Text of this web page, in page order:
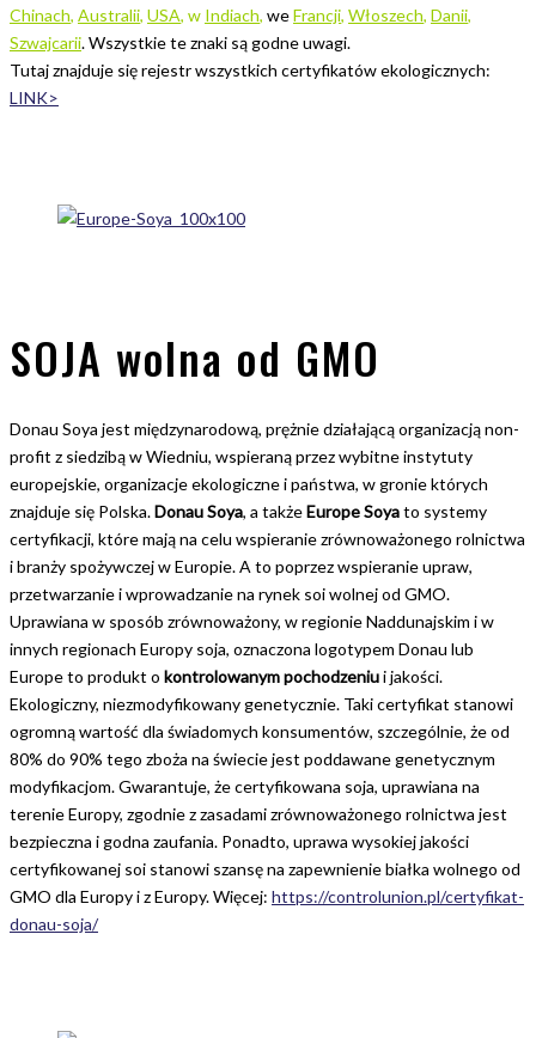
Chinach, Australii, USA, w Indiach, weFrancji, Włoszech, Danii,
Szwajcarii. Wszystkie te znaki są godne uwagi.
Tutaj znajduje się rejestr wszystkich certyfikatów ekologicznych:
LINK>
SOJA wolna od GMO
Donau Soya jest międzynarodową, prężnie działającą organizacją non-
profit z siedzibą w Wiedniu, wspieraną przez wybitne instytuty
europejskie, organizacje ekologiczne i państwa, w gronie których
znajduje się Polska.Donau Soya, a takżeEurope Soyato systemy
certyfikacji, które mają na celu wspieranie zrównoważonego rolnictwa
i branży spożywczej w Europie. A to poprzez wspieranie upraw,
przetwarzanie i wprowadzanie na rynek soi wolnej od GMO.
Uprawiana w sposób zrównoważony, w regionie Naddunajskim i w
innych regionach Europy soja, oznaczona logotypem Donau lub
Europe to produkt o kontrolowanym pochodzeniui jakości.
Ekologiczny, niezmodyfikowany genetycznie. Taki certyfikat stanowi
ogromną wartość dla świadomych konsumentów, szczególnie, że od
80% do 90% tego zboża na świecie jest poddawane genetycznym
modyfikacjom. Gwarantuje, że certyfikowana soja, uprawiana na
terenie Europy, zgodnie z zasadami zrównoważonego rolnictwa jest
bezpieczna i godna zaufania. Ponadto, uprawa wysokiej jakości
certyfikowanej soi stanowi szansę na zapewnienie białka wolnego od
GMO dla Europy i z Europy. Więcej: https://controlunion.pl/certyfikat-
donau-soja/